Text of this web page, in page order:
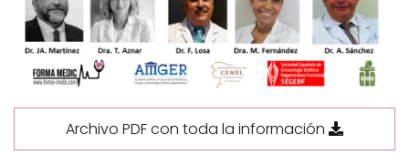
Archivo PDF con toda la información